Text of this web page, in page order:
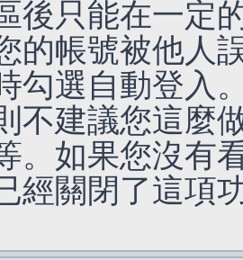
後只能在一定
的帳號被他人
勾選自動登入
不建議您這麼
。如果您沒有
經關閉了這項